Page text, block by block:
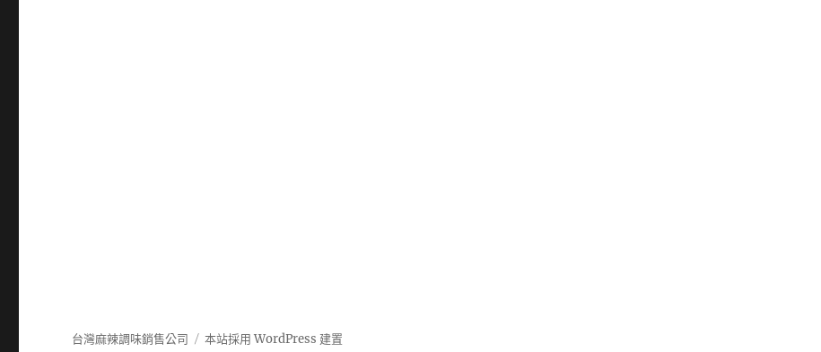
台灣麻辣調味銷售公司 本站採用 WordPress 建置